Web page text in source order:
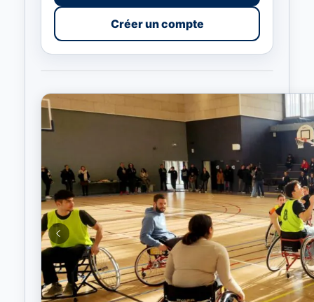
Créer un compte